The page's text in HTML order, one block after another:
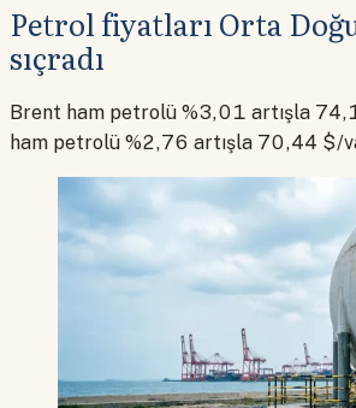
Petrol fiyatları Orta
sıçradı
Brent ham petrolü %3,01 artışla
ham petrolü %2,76 artışla 70,44 $/